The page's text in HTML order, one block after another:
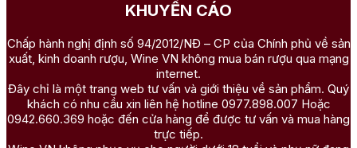
KHUYẾN CÁO
Chấp hành nghị định số 94/2012/NĐ – CP của Chính phủ về sản
xuất, kinh doanh rượu, Wine VN không mua bán rượu qua mạng
internet.
Đây chỉ là một trang web tư vấn và giới thiệu về sản phẩm. Quý
khách có nhu cầu xin liên hệ hotline 0977.898.007 Hoặc
0942.660.369 hoặc đến cửa hàng để được tư vấn và mua hàng
trực tiếp.